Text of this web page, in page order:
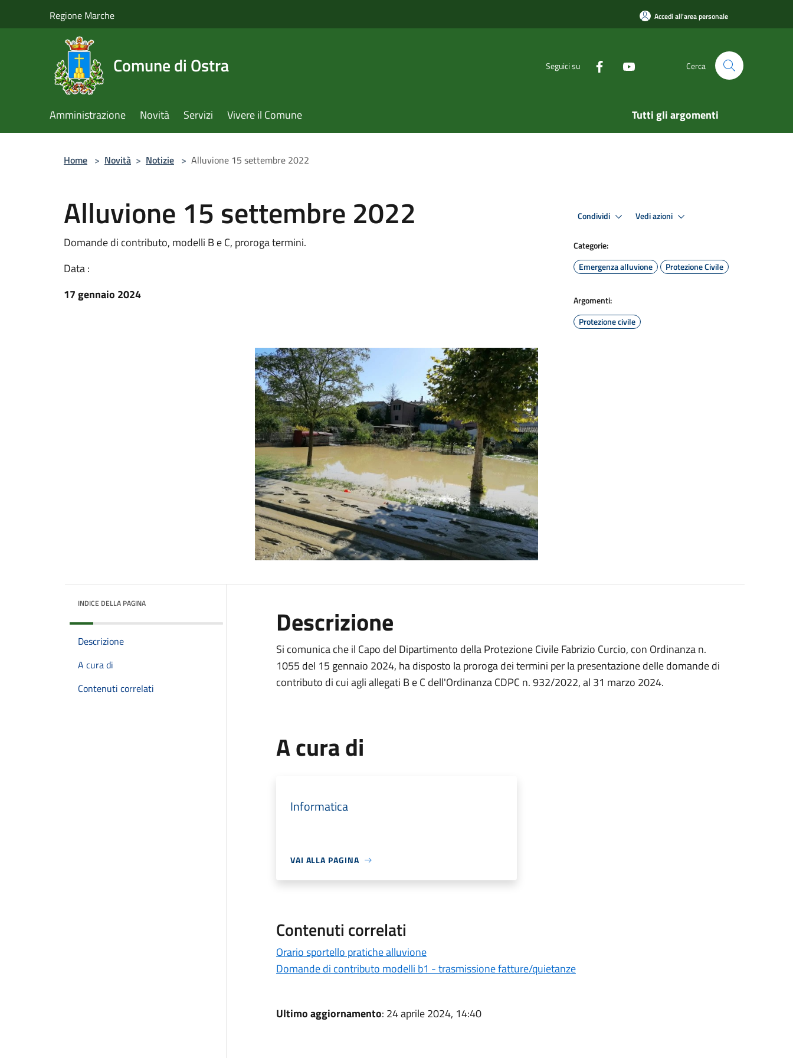
Regione Marche Accedi all'area personale
Comune di Ostra Seguici su Cerca
Amministrazione Novità Servizi Vivere il Comune Tutti gli argomenti
Home > Novità > Notizie > Alluvione 15 settembre 2022
Alluvione 15 settembre 2022
Domande di contributo, modelli B e C, proroga termini.
Data :
17 gennaio 2024
Condividi Vedi azioni
Categorie:
Emergenza alluvione
Protezione Civile
Argomenti:
Protezione civile
INDICE DELLA PAGINA
Descrizione
A cura di
Contenuti correlati
Descrizione
Si comunica che il Capo del Dipartimento della Protezione Civile Fabrizio Curcio, con Ordinanza n.
1055 del 15 gennaio 2024, ha disposto la proroga dei termini per la presentazione delle domande di
contributo di cui agli allegati B e C dell'Ordinanza CDPC n. 932/2022, al 31 marzo 2024.
A cura di
Informatica
VAI ALLA PAGINA
Contenuti correlati
Orario sportello pratiche alluvione
Domande di contributo modelli b1 - trasmissione fatture/quietanze
Ultimo aggiornamento: 24 aprile 2024, 14:40